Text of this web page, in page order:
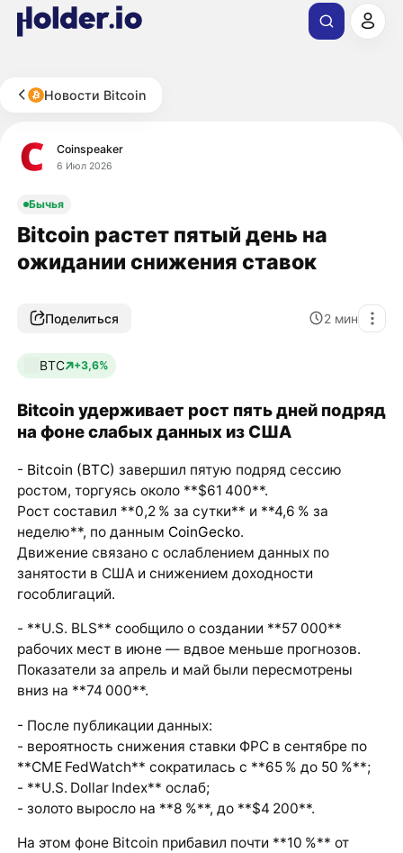
Новости Bitcoin
Coinspeaker
6 Июл 2026
Бычья
Bitcoin растет пятый день на
ожидании снижения ставок
Поделиться 2 мин
BTC +3,6%
Bitcoin удерживает рост пять дней подряд
на фоне слабых данных из США
- Bitcoin (BTC) завершил пятую подряд сессию
ростом, торгуясь около **$61 400**.
Рост составил **0,2 % за сутки** и **4,6 % за
неделю**, по данным CoinGecko.
Движение связано с ослаблением данных по
занятости в США и снижением доходности
гособлигаций.
- **U.S. BLS** сообщило о создании **57 000**
рабочих мест в июне — вдвое меньше прогнозов.
Показатели за апрель и май были пересмотрены
вниз на **74 000**.
- После публикации данных:
- вероятность снижения ставки ФРС в сентябре по
**CME FedWatch** сократилась с **65 % до 50 %**;
- **U.S. Dollar Index** ослаб;
- золото выросло на **8 %**, до **$4 200**.
На этом фоне Bitcoin прибавил почти **10 %** от